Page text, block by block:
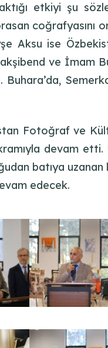
etkiyi şu
Aksu ise
ve İmam
Fotoğraf ve
devam
batıya uzanan
edecek.